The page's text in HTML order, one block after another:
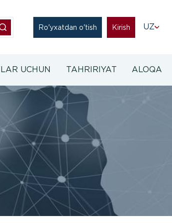
Ro'yxatdan o'tish Kirish UZ
UCHUN TAHRIRIYAT ALOQA